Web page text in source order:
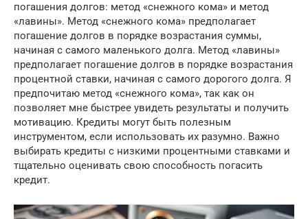
погашения долгов: метод «снежного кома» и метод
«лавины». Метод «снежного кома» предполагает
погашение долгов в порядке возрастания суммы,
начиная с самого маленького долга. Метод «лавины»
предполагает погашение долгов в порядке возрастания
процентной ставки, начиная с самого дорогого долга. Я
предпочитаю метод «снежного кома», так как он
позволяет мне быстрее увидеть результаты и получить
мотивацию. Кредиты могут быть полезным
инструментом, если использовать их разумно. Важно
выбирать кредиты с низкими процентными ставками и
тщательно оценивать свою способность погасить
кредит.